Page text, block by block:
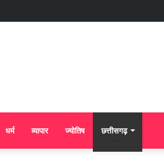
धर्म व्यापार ज्योतिष छत्तीसगढ़